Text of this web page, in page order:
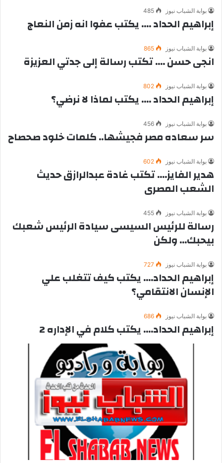
بوابة الشباب نيوز 485
إبراهيم الحداد …. يكتب عفوا انه زمن النعاج
بوابة الشباب نيوز 865
انجى حسن …. تكتب رسالة إلى جدتي العزيزة
بوابة الشباب نيوز 802
إبراهيم الحداد …. يكتب لماذا لا نرضي؟
بوابة الشباب نيوز 456
سر سعاده مصر فجيشها.. كلمات خلود صحصاح
بوابة الشباب نيوز 602
هدير الفايز…. تكتب غادة عبدالرازق حديث
الشعب المصرى
بوابة الشباب نيوز 455
رسالة للرئيس السيسى سيادة الرئيس شعبك
بيحبك… ولكن
بوابة الشباب نيوز 727
إبراهيم الحداد…. يكتب كيف تتغلب علي
الإنسان الانتقامي؟
بوابة الشباب نيوز 686
إبراهيم الحداد…. يكتب كلام في الإداره 2